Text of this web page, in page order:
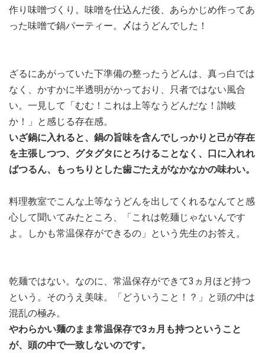
作り味噌づくり。味噌を仕込んだ後、あらかじめ作ってあ
った味噌で鍋パーティー。〆はうどんでした！
ざるにあがっていた下準備の整ったうどんは、真っ白では
なく、かすかに半透明がかっており、只者ではない風合
い。一見して「むむ！これは上等なうどんだな！讃岐
か！」と感じる存在感。
いざ鍋に入れると、鍋の旨味を含んでしっかりと己が存在
を主張しつつ、グタグタにとろけることなく、口に入れれ
ばつるん、もっちりとした歯ごたえがなかなかの味わい。
料理教室でこんな上等なうどんを出してくれるなんてと感
心して聞いてみたところ、「これは乾麺じゃないんです
よ。しかも常温保存ができるの」という先生のお答え。
乾麺ではない。なのに、常温保存ができて3ヵ月ほど持つ
という。そのうえ美味。「どういうこと！？」と頭の中は
混乱の極み。
やわらかい麺のまま常温保存で3ヵ月も持つということ
が、頭の中で一致しないのです。